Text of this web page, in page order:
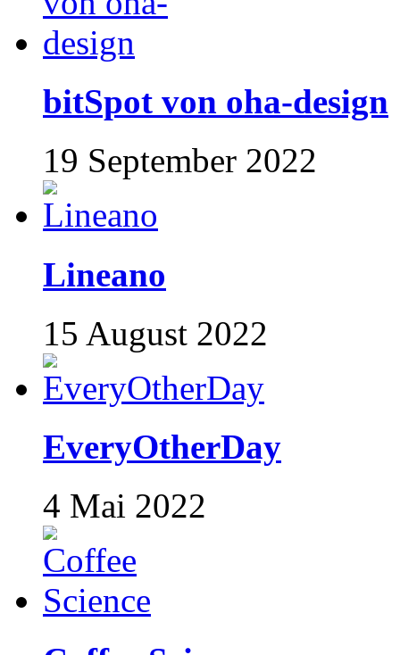
bitSpot von oha-design
19 September 2022
Lineano
15 August 2022
EveryOtherDay
4 Mai 2022